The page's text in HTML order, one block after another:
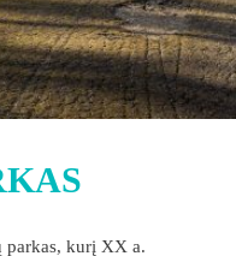
parkas, kurį XX a.